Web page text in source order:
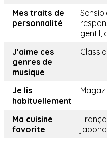
Mes traits de
personnalité
gentil,
J’aime ces
genres de
musique
Je lis
habituellement
Ma cuisine
favorite